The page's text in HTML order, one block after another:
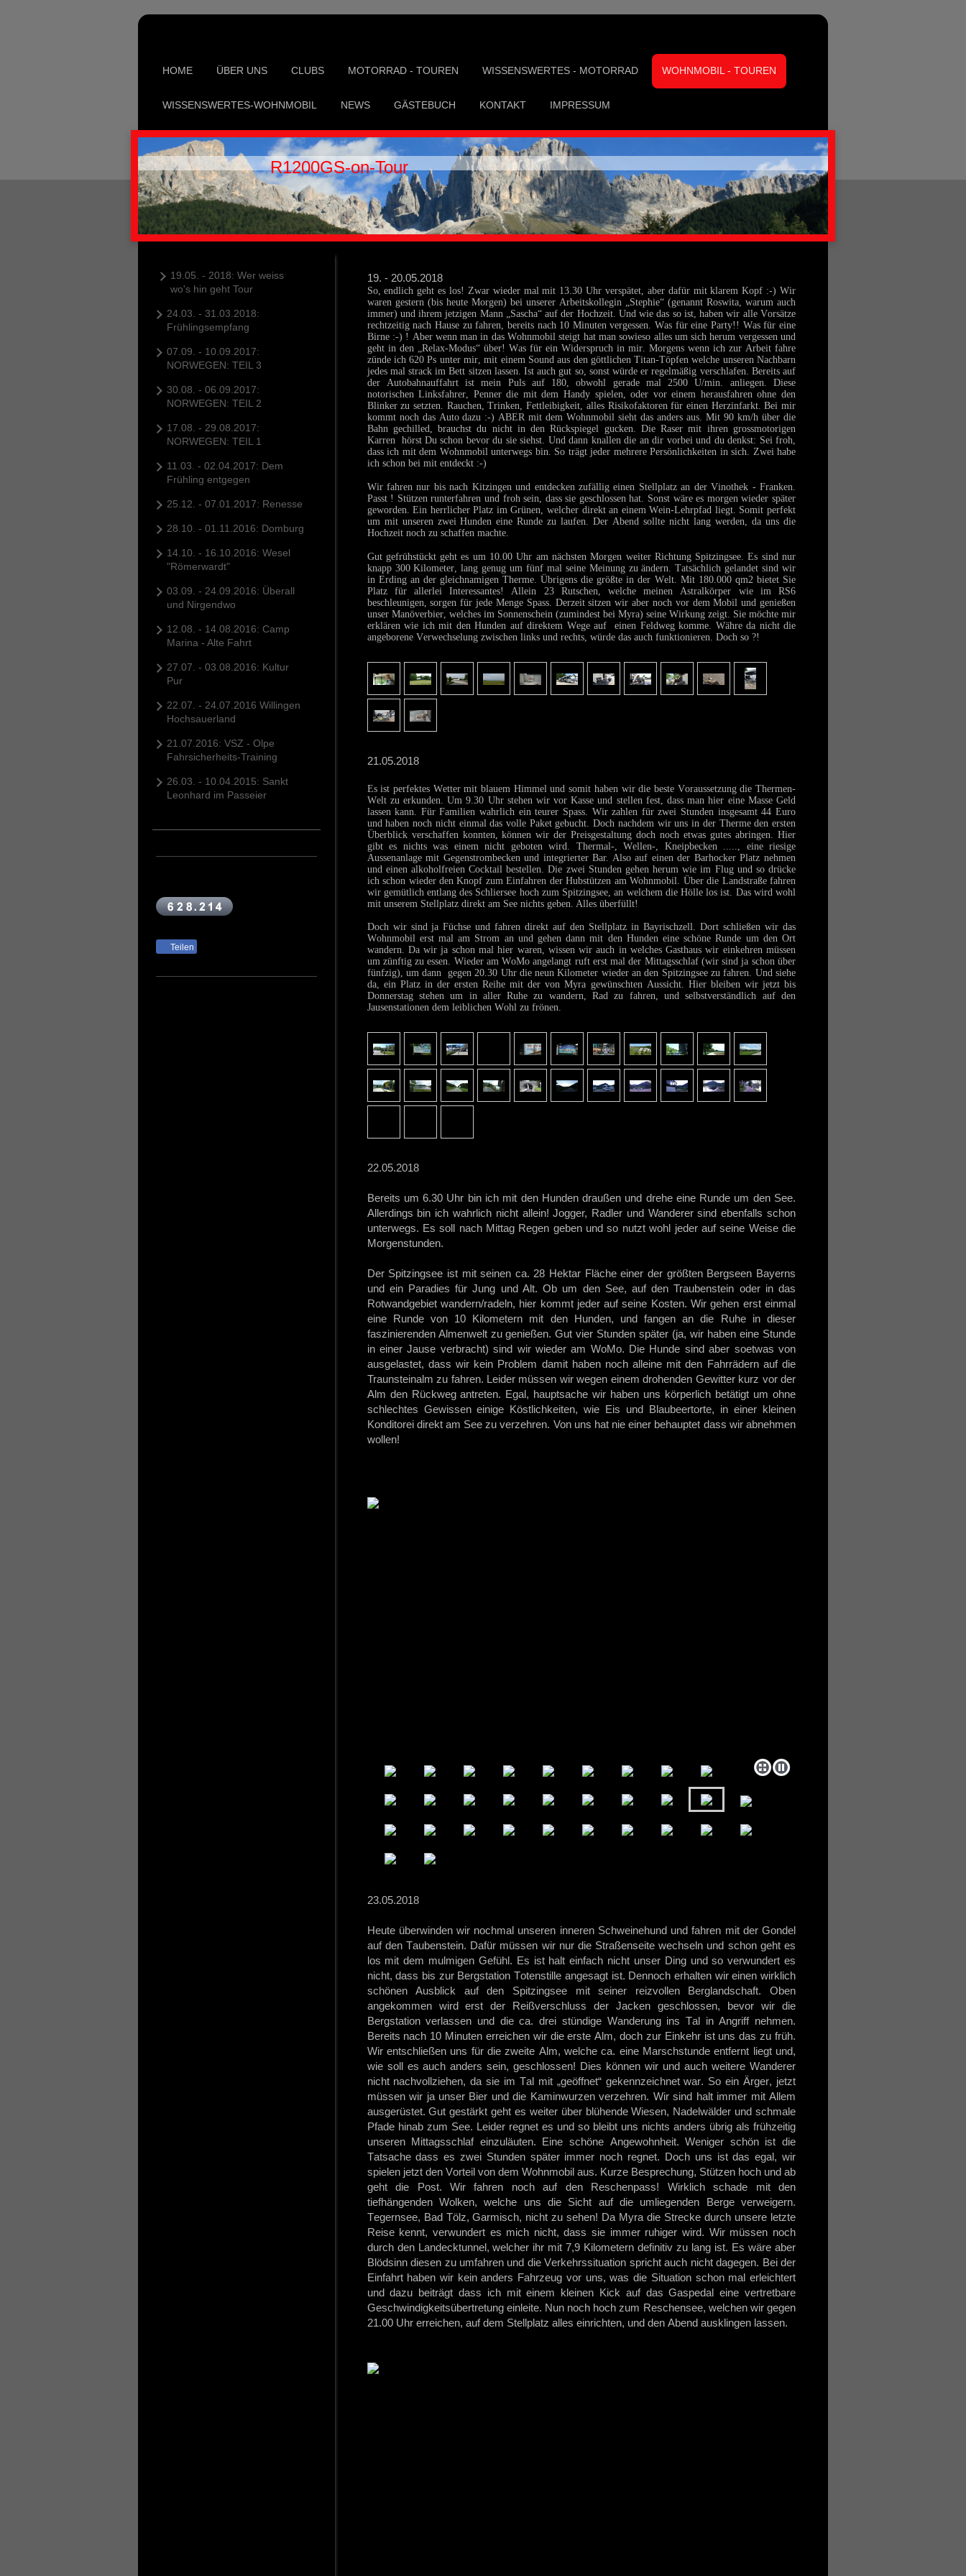
HOME ÜBER UNS CLUBS MOTORRAD - TOUREN WISSENSWERTES - MOTORRAD WOHNMOBIL - TOUREN
WISSENSWERTES-WOHNMOBIL NEWS GÄSTEBUCH KONTAKT IMPRESSUM
R1200GS-on-Tour
19. - 20.05.2018
So, endlich geht es los! Zwar wieder mal mit 13.30 Uhr verspätet, aber dafür mit klarem Kopf :-) Wir
waren gestern (bis heute Morgen) bei unserer Arbeitskollegin „Stephie“ (genannt Roswita, warum auch
immer) und ihrem jetzigen Mann „Sascha“ auf der Hochzeit. Und wie das so ist, haben wir alle Vorsätze
rechtzeitig nach Hause zu fahren, bereits nach 10 Minuten vergessen. Was für eine Party!! Was für eine
Birne :-) ! Aber wenn man in das Wohnmobil steigt hat man sowieso alles um sich herum vergessen und
geht in den „Relax-Modus“ über! Was für ein Widerspruch in mir. Morgens wenn ich zur Arbeit fahre
zünde ich 620 Ps unter mir, mit einem Sound aus den göttlichen Titan-Töpfen welche unseren Nachbarn
jedes mal strack im Bett sitzen lassen. Ist auch gut so, sonst würde er regelmäßig verschlafen. Bereits auf
der Autobahnauffahrt ist mein Puls auf 180, obwohl gerade mal 2500 U/min. anliegen. Diese
notorischen Linksfahrer, Penner die mit dem Handy spielen, oder vor einem herausfahren ohne den
Blinker zu setzten. Rauchen, Trinken, Fettleibigkeit, alles Risikofaktoren für einen Herzinfarkt. Bei mir
kommt noch das Auto dazu :-) ABER mit dem Wohnmobil sieht das anders aus. Mit 90 km/h über die
Bahn gechilled, brauchst du nicht in den Rückspiegel gucken. Die Raser mit ihren grossmotorigen
Karren hörst Du schon bevor du sie siehst. Und dann knallen die an dir vorbei und du denkst: Sei froh,
dass ich mit dem Wohnmobil unterwegs bin. So trägt jeder mehrere Persönlichkeiten in sich. Zwei habe
ich schon bei mit entdeckt :-)
Wir fahren nur bis nach Kitzingen und entdecken zufällig einen Stellplatz an der Vinothek - Franken.
Passt ! Stützen runterfahren und froh sein, dass sie geschlossen hat. Sonst wäre es morgen wieder später
geworden. Ein herrlicher Platz im Grünen, welcher direkt an einem Wein-Lehrpfad liegt. Somit perfekt
um mit unseren zwei Hunden eine Runde zu laufen. Der Abend sollte nicht lang werden, da uns die
Hochzeit noch zu schaffen machte.
Gut gefrühstückt geht es um 10.00 Uhr am nächsten Morgen weiter Richtung Spitzingsee. Es sind nur
knapp 300 Kilometer, lang genug um fünf mal seine Meinung zu ändern. Tatsächlich gelandet sind wir
in Erding an der gleichnamigen Therme. Übrigens die größte in der Welt. Mit 180.000 qm2 bietet Sie
Platz für allerlei Interessantes! Allein 23 Rutschen, welche meinen Astralkörper wie im RS6
beschleunigen, sorgen für jede Menge Spass. Derzeit sitzen wir aber noch vor dem Mobil und genießen
unser Manöverbier, welches im Sonnenschein (zumindest bei Myra) seine Wirkung zeigt. Sie möchte mir
erklären wie ich mit den Hunden auf direktem Wege auf einen Feldweg komme. Währe da nicht die
angeborene Verwechselung zwischen links und rechts, würde das auch funktionieren. Doch so ?!
21.05.2018
Es ist perfektes Wetter mit blauem Himmel und somit haben wir die beste Voraussetzung die Thermen-
Welt zu erkunden. Um 9.30 Uhr stehen wir vor Kasse und stellen fest, dass man hier eine Masse Geld
lassen kann. Für Familien wahrlich ein teurer Spass. Wir zahlen für zwei Stunden insgesamt 44 Euro
und haben noch nicht einmal das volle Paket gebucht. Doch nachdem wir uns in der Therme den ersten
Überblick verschaffen konnten, können wir der Preisgestaltung doch noch etwas gutes abringen. Hier
gibt es nichts was einem nicht geboten wird. Thermal-, Wellen-, Kneipbecken ....., eine riesige
Aussenanlage mit Gegenstrombecken und integrierter Bar. Also auf einen der Barhocker Platz nehmen
und einen alkoholfreien Cocktail bestellen. Die zwei Stunden gehen herum wie im Flug und so drücke
ich schon wieder den Knopf zum Einfahren der Hubstützen am Wohnmobil. Über die Landstraße fahren
wir gemütlich entlang des Schliersee hoch zum Spitzingsee, an welchem die Hölle los ist. Das wird wohl
mit unserem Stellplatz direkt am See nichts geben. Alles überfüllt!
Doch wir sind ja Füchse und fahren direkt auf den Stellplatz in Bayrischzell. Dort schließen wir das
Wohnmobil erst mal am Strom an und gehen dann mit den Hunden eine schöne Runde um den Ort
wandern. Da wir ja schon mal hier waren, wissen wir auch in welches Gasthaus wir einkehren müssen
um zünftig zu essen. Wieder am WoMo angelangt ruft erst mal der Mittagsschlaf (wir sind ja schon über
fünfzig), um dann gegen 20.30 Uhr die neun Kilometer wieder an den Spitzingsee zu fahren. Und siehe
da, ein Platz in der ersten Reihe mit der von Myra gewünschten Aussicht. Hier bleiben wir jetzt bis
Donnerstag stehen um in aller Ruhe zu wandern, Rad zu fahren, und selbstverständlich auf den
Jausenstationen dem leiblichen Wohl zu frönen.
22.05.2018
Bereits um 6.30 Uhr bin ich mit den Hunden draußen und drehe eine Runde um den See.
Allerdings bin ich wahrlich nicht allein! Jogger, Radler und Wanderer sind ebenfalls schon
unterwegs. Es soll nach Mittag Regen geben und so nutzt wohl jeder auf seine Weise die
Morgenstunden.
Der Spitzingsee ist mit seinen ca. 28 Hektar Fläche einer der größten Bergseen Bayerns
und ein Paradies für Jung und Alt. Ob um den See, auf den Traubenstein oder in das
Rotwandgebiet wandern/radeln, hier kommt jeder auf seine Kosten. Wir gehen erst einmal
eine Runde von 10 Kilometern mit den Hunden, und fangen an die Ruhe in dieser
faszinierenden Almenwelt zu genießen. Gut vier Stunden später (ja, wir haben eine Stunde
in einer Jause verbracht) sind wir wieder am WoMo. Die Hunde sind aber soetwas von
ausgelastet, dass wir kein Problem damit haben noch alleine mit den Fahrrädern auf die
Traunsteinalm zu fahren. Leider müssen wir wegen einem drohenden Gewitter kurz vor der
Alm den Rückweg antreten. Egal, hauptsache wir haben uns körperlich betätigt um ohne
schlechtes Gewissen einige Köstlichkeiten, wie Eis und Blaubeertorte, in einer kleinen
Konditorei direkt am See zu verzehren. Von uns hat nie einer behauptet dass wir abnehmen
wollen!
23.05.2018
Heute überwinden wir nochmal unseren inneren Schweinehund und fahren mit der Gondel
auf den Taubenstein. Dafür müssen wir nur die Straßenseite wechseln und schon geht es
los mit dem mulmigen Gefühl. Es ist halt einfach nicht unser Ding und so verwundert es
nicht, dass bis zur Bergstation Totenstille angesagt ist. Dennoch erhalten wir einen wirklich
schönen Ausblick auf den Spitzingsee mit seiner reizvollen Berglandschaft. Oben
angekommen wird erst der Reißverschluss der Jacken geschlossen, bevor wir die
Bergstation verlassen und die ca. drei stündige Wanderung ins Tal in Angriff nehmen.
Bereits nach 10 Minuten erreichen wir die erste Alm, doch zur Einkehr ist uns das zu früh.
Wir entschließen uns für die zweite Alm, welche ca. eine Marschstunde entfernt liegt und,
wie soll es auch anders sein, geschlossen! Dies können wir und auch weitere Wanderer
nicht nachvollziehen, da sie im Tal mit „geöffnet“ gekennzeichnet war. So ein Ärger, jetzt
müssen wir ja unser Bier und die Kaminwurzen verzehren. Wir sind halt immer mit Allem
ausgerüstet. Gut gestärkt geht es weiter über blühende Wiesen, Nadelwälder und schmale
Pfade hinab zum See. Leider regnet es und so bleibt uns nichts anders übrig als frühzeitig
unseren Mittagsschlaf einzuläuten. Eine schöne Angewohnheit. Weniger schön ist die
Tatsache dass es zwei Stunden später immer noch regnet. Doch uns ist das egal, wir
spielen jetzt den Vorteil von dem Wohnmobil aus. Kurze Besprechung, Stützen hoch und ab
geht die Post. Wir fahren noch auf den Reschenpass! Wirklich schade mit den
tiefhängenden Wolken, welche uns die Sicht auf die umliegenden Berge verweigern.
Tegernsee, Bad Tölz, Garmisch, nicht zu sehen! Da Myra die Strecke durch unsere letzte
Reise kennt, verwundert es mich nicht, dass sie immer ruhiger wird. Wir müssen noch
durch den Landecktunnel, welcher ihr mit 7,9 Kilometern definitiv zu lang ist. Es wäre aber
Blödsinn diesen zu umfahren und die Verkehrssituation spricht auch nicht dagegen. Bei der
Einfahrt haben wir kein anders Fahrzeug vor uns, was die Situation schon mal erleichtert
und dazu beiträgt dass ich mit einem kleinen Kick auf das Gaspedal eine vertretbare
Geschwindigkeitsübertretung einleite. Nun noch hoch zum Reschensee, welchen wir gegen
21.00 Uhr erreichen, auf dem Stellplatz alles einrichten, und den Abend ausklingen lassen.
19.05. - 2018: Wer weiss
wo's hin geht Tour
24.03. - 31.03.2018:
Frühlingsempfang
07.09. - 10.09.2017:
NORWEGEN: TEIL 3
30.08. - 06.09.2017:
NORWEGEN: TEIL 2
17.08. - 29.08.2017:
NORWEGEN: TEIL 1
11.03. - 02.04.2017: Dem
Frühling entgegen
25.12. - 07.01.2017: Renesse
28.10. - 01.11.2016: Domburg
14.10. - 16.10.2016: Wesel
"Römerwardt"
03.09. - 24.09.2016: Überall
und Nirgendwo
12.08. - 14.08.2016: Camp
Marina - Alte Fahrt
27.07. - 03.08.2016: Kultur
Pur
22.07. - 24.07.2016 Willingen
Hochsauerland
21.07.2016: VSZ - Olpe
Fahrsicherheits-Training
26.03. - 10.04.2015: Sankt
Leonhard im Passeier
Teilen